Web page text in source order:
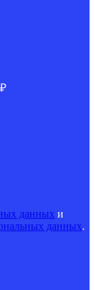
₽
данных и
данных.